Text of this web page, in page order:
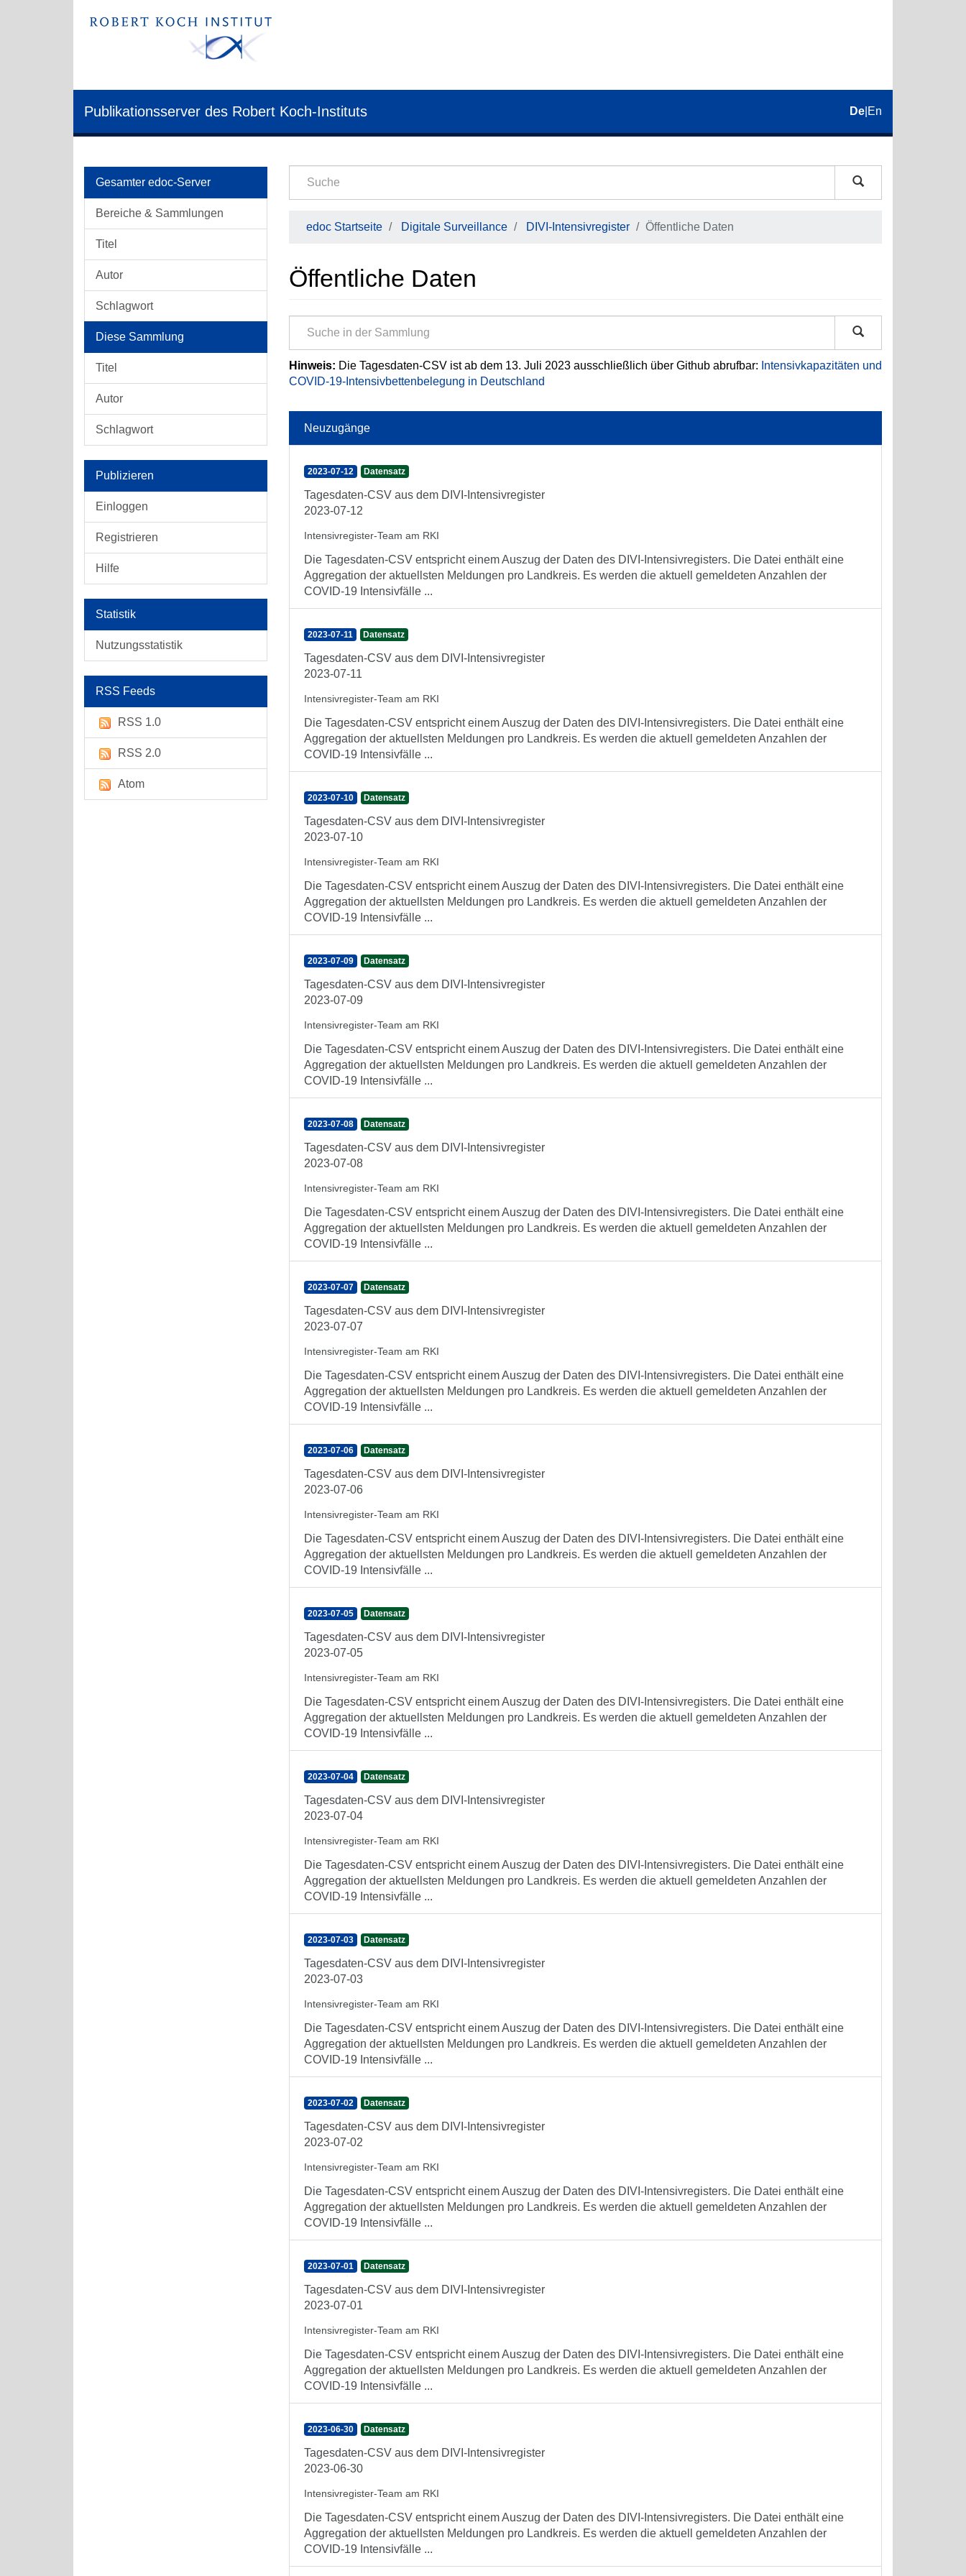
Publikationsserver des Robert Koch-Instituts De En
Gesamter edoc-Server
Bereiche & Sammlungen
Titel
Autor
Schlagwort
Diese Sammlung
Titel
Autor
Schlagwort
Publizieren
Einloggen
Registrieren
Hilfe
Statistik
Nutzungsstatistik
RSS Feeds
RSS 1.0
RSS 2.0
Atom
edoc Startseite Digitale Surveillance DIVI-Intensivregister Öffentliche Daten
Öffentliche Daten
Hinweis: Die Tagesdaten-CSV ist ab dem 13. Juli 2023 ausschließlich über Github abrufbar: Intensivkapazitäten und
COVID-19-Intensivbettenbelegung in Deutschland
Neuzugänge
2023-07-12 Datensatz
Tagesdaten-CSV aus dem DIVI-Intensivregister
2023-07-12
Intensivregister-Team am RKI
Die Tagesdaten-CSV entspricht einem Auszug der Daten des DIVI-Intensivregisters. Die Datei enthält eine
Aggregation der aktuellsten Meldungen pro Landkreis. Es werden die aktuell gemeldeten Anzahlen der
COVID-19 Intensivfälle ...
2023-07-11 Datensatz
Tagesdaten-CSV aus dem DIVI-Intensivregister
2023-07-11
Intensivregister-Team am RKI
Die Tagesdaten-CSV entspricht einem Auszug der Daten des DIVI-Intensivregisters. Die Datei enthält eine
Aggregation der aktuellsten Meldungen pro Landkreis. Es werden die aktuell gemeldeten Anzahlen der
COVID-19 Intensivfälle ...
2023-07-10 Datensatz
Tagesdaten-CSV aus dem DIVI-Intensivregister
2023-07-10
Intensivregister-Team am RKI
Die Tagesdaten-CSV entspricht einem Auszug der Daten des DIVI-Intensivregisters. Die Datei enthält eine
Aggregation der aktuellsten Meldungen pro Landkreis. Es werden die aktuell gemeldeten Anzahlen der
COVID-19 Intensivfälle ...
2023-07-09 Datensatz
Tagesdaten-CSV aus dem DIVI-Intensivregister
2023-07-09
Intensivregister-Team am RKI
Die Tagesdaten-CSV entspricht einem Auszug der Daten des DIVI-Intensivregisters. Die Datei enthält eine
Aggregation der aktuellsten Meldungen pro Landkreis. Es werden die aktuell gemeldeten Anzahlen der
COVID-19 Intensivfälle ...
2023-07-08 Datensatz
Tagesdaten-CSV aus dem DIVI-Intensivregister
2023-07-08
Intensivregister-Team am RKI
Die Tagesdaten-CSV entspricht einem Auszug der Daten des DIVI-Intensivregisters. Die Datei enthält eine
Aggregation der aktuellsten Meldungen pro Landkreis. Es werden die aktuell gemeldeten Anzahlen der
COVID-19 Intensivfälle ...
2023-07-07 Datensatz
Tagesdaten-CSV aus dem DIVI-Intensivregister
2023-07-07
Intensivregister-Team am RKI
Die Tagesdaten-CSV entspricht einem Auszug der Daten des DIVI-Intensivregisters. Die Datei enthält eine
Aggregation der aktuellsten Meldungen pro Landkreis. Es werden die aktuell gemeldeten Anzahlen der
COVID-19 Intensivfälle ...
2023-07-06 Datensatz
Tagesdaten-CSV aus dem DIVI-Intensivregister
2023-07-06
Intensivregister-Team am RKI
Die Tagesdaten-CSV entspricht einem Auszug der Daten des DIVI-Intensivregisters. Die Datei enthält eine
Aggregation der aktuellsten Meldungen pro Landkreis. Es werden die aktuell gemeldeten Anzahlen der
COVID-19 Intensivfälle ...
2023-07-05 Datensatz
Tagesdaten-CSV aus dem DIVI-Intensivregister
2023-07-05
Intensivregister-Team am RKI
Die Tagesdaten-CSV entspricht einem Auszug der Daten des DIVI-Intensivregisters. Die Datei enthält eine
Aggregation der aktuellsten Meldungen pro Landkreis. Es werden die aktuell gemeldeten Anzahlen der
COVID-19 Intensivfälle ...
2023-07-04 Datensatz
Tagesdaten-CSV aus dem DIVI-Intensivregister
2023-07-04
Intensivregister-Team am RKI
Die Tagesdaten-CSV entspricht einem Auszug der Daten des DIVI-Intensivregisters. Die Datei enthält eine
Aggregation der aktuellsten Meldungen pro Landkreis. Es werden die aktuell gemeldeten Anzahlen der
COVID-19 Intensivfälle ...
2023-07-03 Datensatz
Tagesdaten-CSV aus dem DIVI-Intensivregister
2023-07-03
Intensivregister-Team am RKI
Die Tagesdaten-CSV entspricht einem Auszug der Daten des DIVI-Intensivregisters. Die Datei enthält eine
Aggregation der aktuellsten Meldungen pro Landkreis. Es werden die aktuell gemeldeten Anzahlen der
COVID-19 Intensivfälle ...
2023-07-02 Datensatz
Tagesdaten-CSV aus dem DIVI-Intensivregister
2023-07-02
Intensivregister-Team am RKI
Die Tagesdaten-CSV entspricht einem Auszug der Daten des DIVI-Intensivregisters. Die Datei enthält eine
Aggregation der aktuellsten Meldungen pro Landkreis. Es werden die aktuell gemeldeten Anzahlen der
COVID-19 Intensivfälle ...
2023-07-01 Datensatz
Tagesdaten-CSV aus dem DIVI-Intensivregister
2023-07-01
Intensivregister-Team am RKI
Die Tagesdaten-CSV entspricht einem Auszug der Daten des DIVI-Intensivregisters. Die Datei enthält eine
Aggregation der aktuellsten Meldungen pro Landkreis. Es werden die aktuell gemeldeten Anzahlen der
COVID-19 Intensivfälle ...
2023-06-30 Datensatz
Tagesdaten-CSV aus dem DIVI-Intensivregister
2023-06-30
Intensivregister-Team am RKI
Die Tagesdaten-CSV entspricht einem Auszug der Daten des DIVI-Intensivregisters. Die Datei enthält eine
Aggregation der aktuellsten Meldungen pro Landkreis. Es werden die aktuell gemeldeten Anzahlen der
COVID-19 Intensivfälle ...